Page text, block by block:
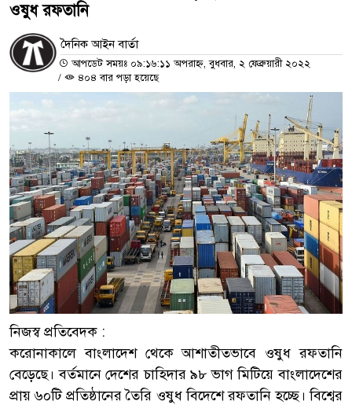
ওষুধ রফতানি
দৈনিক আইন বার্তা
আপডেট সময়ঃ ০৯:১৬:১১ অপরাহ্ন, বুধবার, ২ ফেব্রুয়ারী ২০২২
/
৪০৪ বার পড়া হয়েছে
নিজস্ব প্রতিবেদক :
করোনাকালে বাংলাদেশ থেকে আশাতীতভাবে ওষুধ রফতানি
বেড়েছে। বর্তমানে দেশের চাহিদার ৯৮ ভাগ মিটিয়ে বাংলাদেশের
প্রায় ৬০টি প্রতিষ্ঠানের তৈরি ওষুধ বিদেশে রফতানি হচ্ছে। বিশ্বের